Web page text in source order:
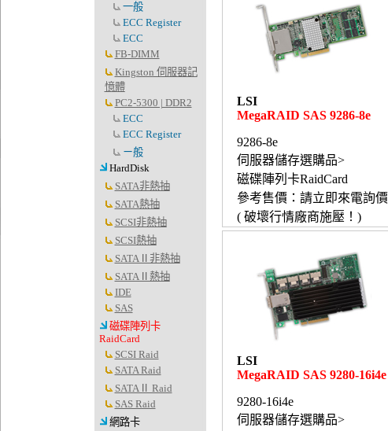
一般
ECC Register
ECC
FB-DIMM
Kingston 伺服器記
憶體
PC2-5300 | DDR2
ECC
ECC Register
ㄧ般
HardDisk
SATA非熱抽
SATA熱抽
SCSI非熱抽
SCSI熱抽
SATAⅡ非熱抽
SATAⅡ熱抽
IDE
SAS
磁碟陣列卡
RaidCard
SCSI Raid
SATA Raid
SATAⅡ Raid
SAS Raid
網路卡
LSI
MegaRAID SAS 9286-8e
9286-8e
伺服器儲存選購品>
磁碟陣列卡RaidCard
參考售價：請立即來電詢價
( 破壞行情廠商施壓！)
LSI
MegaRAID SAS 9280-16i4e
9280-16i4e
伺服器儲存選購品>